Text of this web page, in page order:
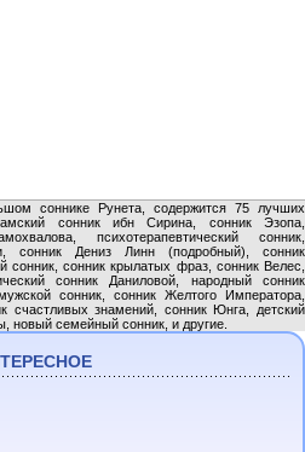
соннике Рунета, содержится 75 лучших
сонник ибн Сирина, сонник Эзопа,
психотерапевтический сонник,
сонник Дениз Линн (подробный), сонник
сонник, сонник крылатых фраз, сонник Велес,
сонник Даниловой, народный сонник
сонник, сонник Желтого Императора,
счастливых знамений, сонник Юнга, детский
новый семейный сонник, и другие.